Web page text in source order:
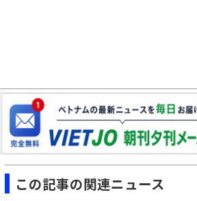
この記事の関連ニュース